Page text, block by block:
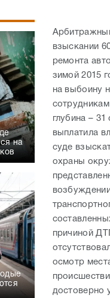
на
взыскании
ремонта
зимой 2015
на выбоину
глубина –
выплатила
суде
охраны
причиной
осмотр
достоверно